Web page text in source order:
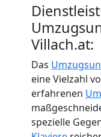
Villach.at:
Das
eine Vielzahl
erfahrenen
spezielle